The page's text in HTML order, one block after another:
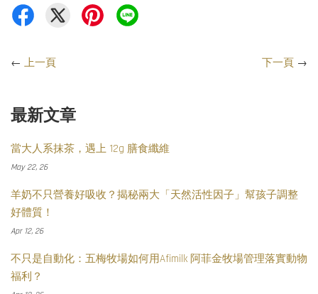
← 上一頁 下一頁 →
最新文章
當大人系抹茶，遇上 12g 膳食纖維
May 22, 26
羊奶不只營養好吸收？揭秘兩大「天然活性因子」幫孩子調整
好體質！
Apr 12, 26
不只是自動化：五梅牧場如何用Afimilk 阿菲金牧場管理落實動物
福利？